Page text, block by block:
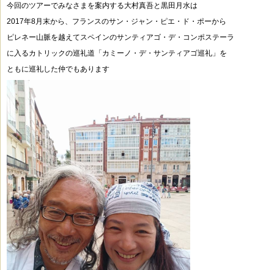
今回のツアーでみなさまを案内する大村真吾と黒田月水は
2017年8月末から、フランスのサン・ジャン・ピエ・ド・ポーから
ピレネー山脈を越えてスペインのサンティアゴ・デ・コンポステーラ
に入るカトリックの巡礼道「カミーノ・デ・サンティアゴ巡礼」を
ともに巡礼した仲でもあります